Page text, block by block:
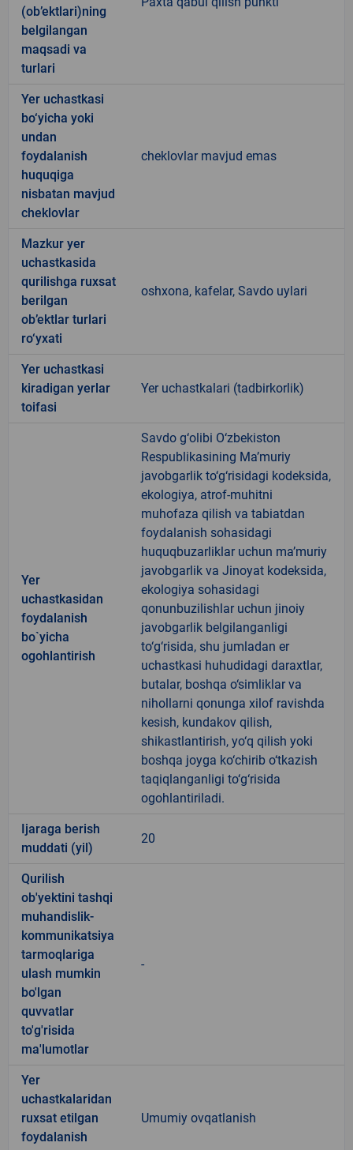
(ob’ektlari)ning
belgilangan
maqsadi va
turlari
Yer uchastkasi
bo‘yicha yoki
undan
foydalanish
huquqiga
nisbatan mavjud
cheklovlar
cheklovlar mavjud emas
Mazkur yer
uchastkasida
qurilishga ruxsat
berilgan
ob’ektlar turlari
ro‘yxati
oshxona, kafelar, Savdo uylari
Yer uchastkasi
kiradigan yerlar
toifasi
Yer uchastkalari (tadbirkorlik)
Yer
uchastkasidan
foydalanish
bo`yicha
ogohlantirish
Savdo g‘olibi O‘zbekiston
Respublikasining Ma’muriy
javobgarlik to‘g‘risidagi kodeksida,
ekologiya, atrof-muhitni
muhofaza qilish va tabiatdan
foydalanish sohasidagi
huquqbuzarliklar uchun ma’muriy
javobgarlik va Jinoyat kodeksida,
ekologiya sohasidagi
qonunbuzilishlar uchun jinoiy
javobgarlik belgilanganligi
to‘g‘risida, shu jumladan er
uchastkasi huhudidagi daraxtlar,
butalar, boshqa o‘simliklar va
nihollarni qonunga xilof ravishda
kesish, kundakov qilish,
shikastlantirish, yo‘q qilish yoki
boshqa joyga ko‘chirib o‘tkazish
taqiqlanganligi to‘g‘risida
ogohlantiriladi.
Ijaraga berish
muddati (yil)
20
Qurilish
ob'yektini tashqi
muhandislik-
kommunikatsiya
tarmoqlariga
ulash mumkin
bo'lgan
quvvatlar
to'g'risida
ma'lumotlar
-
Yer
uchastkalaridan
ruxsat etilgan
foydalanish
Umumiy ovqatlanish